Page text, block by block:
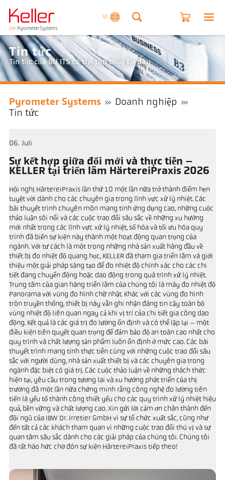
VI
Tin tức
Tin tức của BU ITS có thể tìm thấy tại đây
Pyrometer Systems
Doanh nghiệp
Tin tức
Sự kết hợp giữa đổi mới và thực tiễn –
KELLER tại triển lãm HärtereiPraxis 2026
Hội nghị HärtereiPraxis lần thứ 10 một lần nữa trở thành điểm hẹn
tuyệt vời dành cho các chuyên gia trong lĩnh vực xử lý nhiệt. Các
bài thuyết trình chuyên môn mang tính ứng dụng cao, những cuộc
thảo luận sôi nổi và các cuộc trao đổi sâu sắc về những xu hướng
mới nhất trong các lĩnh vực xử lý nhiệt, số hóa và tối ưu hóa quy
trình đã biến sự kiện này thành một hoạt động quan trọng của
ngành. Với tư cách là một trong những nhà sản xuất hàng đầu về
thiết bị đo nhiệt độ quang học, KELLER đã tham gia triển lãm và giới
thiệu một giải pháp sáng tạo để đo nhiệt độ chính xác cho các chi
tiết đang chuyển động hoặc dao động trong quá trình xử lý nhiệt.
Trung tâm của gian hàng triển lãm của chúng tôi là máy đo nhiệt độ
Panorama với vùng đo hình chữ nhật. Khác với các vùng đo hình
tròn truyền thống, thiết bị này vẫn ghi nhận đáng tin cậy toàn bộ
vùng nhiệt độ liên quan ngay cả khi vị trí của chi tiết gia công dao
động. Kết quả là các giá trị đo lường ổn định và có thể lặp lại – một
điều kiện tiên quyết quan trọng để đảm bảo độ an toàn cao nhất cho
quy trình và chất lượng sản phẩm luôn ổn định ở mức cao. Các bài
thuyết trình mang tính thực tiễn cùng với những cuộc trao đổi sâu
sắc với người dùng, nhà sản xuất thiết bị và các chuyên gia trong
ngành đặc biệt có giá trị. Các cuộc thảo luận về những thách thức
hiện tại, yêu cầu trong tương lai và xu hướng phát triển của thị
trường đã một lần nữa chứng minh rằng công nghệ đo lường tiên
tiến là yếu tố thành công thiết yếu cho các quy trình xử lý nhiệt hiệu
quả, bền vững và chất lượng cao. Xin gửi lời cảm ơn chân thành đến
đội ngũ của IBW Dr. Irretier GmbH vì sự tổ chức xuất sắc, cũng như
đến tất cả các khách tham quan vì những cuộc trao đổi thú vị và sự
quan tâm sâu sắc dành cho các giải pháp của chúng tôi. Chúng tôi
đã rất háo hức chờ đón sự kiện HärtereiPraxis tiếp theo!
Juli
06